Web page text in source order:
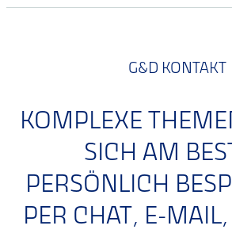
G&D KONTAKT
KOMPLEXE
SICH AM
PERSÖNLICH
PER CHAT, E-MAIL,